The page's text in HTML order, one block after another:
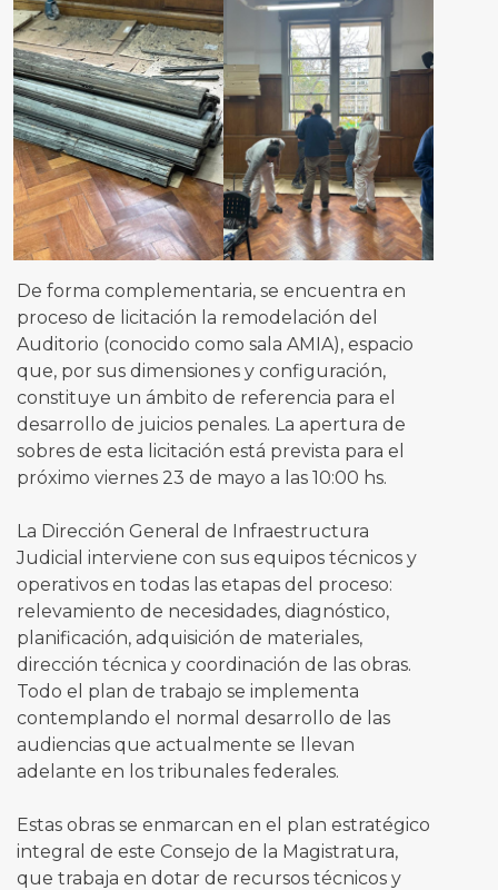
De forma complementaria, se encuentra en
proceso de licitación la remodelación del
Auditorio (conocido como sala AMIA), espacio
que, por sus dimensiones y configuración,
constituye un ámbito de referencia para el
desarrollo de juicios penales. La apertura de
sobres de esta licitación está prevista para el
próximo viernes 23 de mayo a las 10:00 hs.
La Dirección General de Infraestructura
Judicial interviene con sus equipos técnicos y
operativos en todas las etapas del proceso:
relevamiento de necesidades, diagnóstico,
planificación, adquisición de materiales,
dirección técnica y coordinación de las obras.
Todo el plan de trabajo se implementa
contemplando el normal desarrollo de las
audiencias que actualmente se llevan
adelante en los tribunales federales.
Estas obras se enmarcan en el plan estratégico
integral de este Consejo de la Magistratura,
que trabaja en dotar de recursos técnicos y